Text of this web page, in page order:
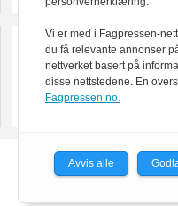
Powered
Vi er med i Fagpressen-
du få relevante annonser
nettverket basert på
disse nettstedene. En
Fagpressen.no.
Avvis alle